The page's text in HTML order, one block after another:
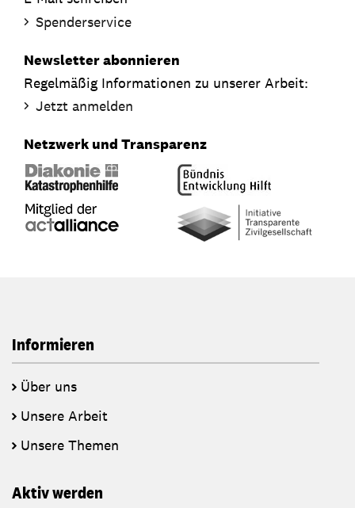
Spenderservice
Newsletter abonnieren
Regelmäßig Informationen zu unserer Arbeit:
Jetzt anmelden
Netzwerk und Transparenz
Informieren
Über uns
Unsere Arbeit
Unsere Themen
Aktiv werden